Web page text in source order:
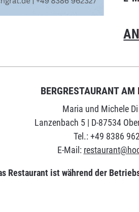
BERGRESTAURANT AM
Maria und Michele
Lanzenbach 5 | D-87534
Tel.: +49 8386
E-Mail:
Restaurant ist während der